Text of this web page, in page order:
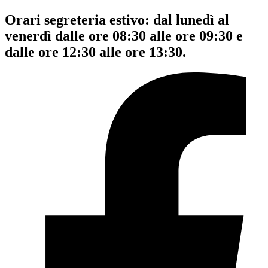
Orari segreteria estivo: dal lunedì al
venerdì dalle ore 08:30 alle ore 09:30 e
dalle ore 12:30 alle ore 13:30.